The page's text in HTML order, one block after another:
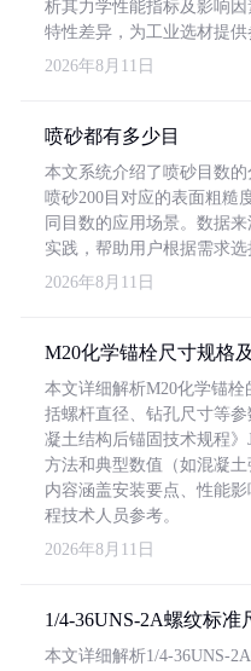
析其力学性能指标及影响
特性差异，为工业选材提供
2026年8月11日
喷砂都有多少目
本文系统介绍了喷砂目数
喷砂200目对应的表面粗糙
同目数的应用场景。数据
实践，帮助用户根据需求选
2026年8月11日
M20化学锚栓尺寸规格
本文详细解析M20化学锚
括螺杆直径、钻孔尺寸等
凝土结构后锚固技术规程》
方法和典型数值（如混凝土
内容涵盖安装要点、性能
程技术人员参考。
2026年8月11日
1/4-36UNS-2A螺纹标准
本文详细解析1/4-36UNS-